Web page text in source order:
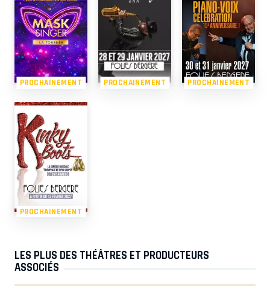
PROCHAINEMENT PROCHAINEMENT PROCHAINEMENT
PROCHAINEMENT
LES PLUS DES THÉÂTRES ET PRODUCTEURS
ASSOCIÉS